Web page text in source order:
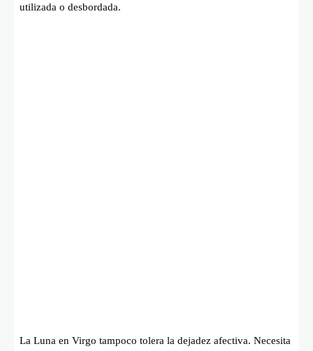
utilizada o desbordada.
La Luna en Virgo tampoco tolera la dejadez afectiva. Necesita